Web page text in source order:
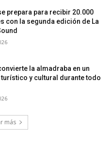
prepara para recibir 20.000
con la segunda edición de La
la almadraba en un
y cultural durante todo
más